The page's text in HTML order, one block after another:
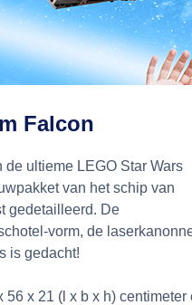
Falcon
ultieme LEGO Star Wars
van het schip van
gedetailleerd. De
vorm, de
is gedacht!
56 x 21 (l x b x h) centimeter